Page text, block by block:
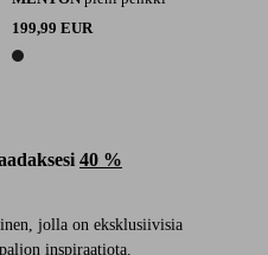
40 %
jolla on eksklusiivisia
inspiraatiota.
199,99 EUR
1 väri